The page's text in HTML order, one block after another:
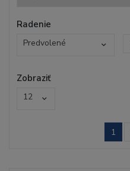
Radenie
Predvolené
Zobraziť
12
1